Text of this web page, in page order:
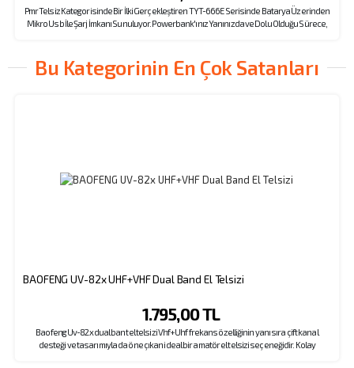
Pmr Telsiz Kategorisinde Bir İlki Gerçekleştiren TYT-666E Serisinde Batarya Üzerinden
Mikro Usb İle Şarj İmkanı Sunuluyor. Powerbank'ınız Yanınızda ve Dolu Olduğu Sürece,
Bu Kategorinin En Çok Satanları
BAOFENG UV-82x UHF+VHF Dual Band El Telsizi
1.795,00 TL
Baofeng Uv-82x dual bant el telsizi Vhf+Uhf frekans özelliğinin yanı sıra çift kanal
desteği ve tasarımıyla da öne çıkan ideal bir amatör el telsizi seçeneğidir. Kolay